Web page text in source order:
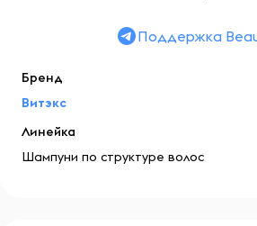
Поддержка
Бренд
Витэкс
Линейка
Шампуни по структуре волос